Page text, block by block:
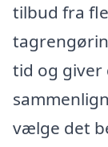
tilbud fra
tid og giver
vælge det